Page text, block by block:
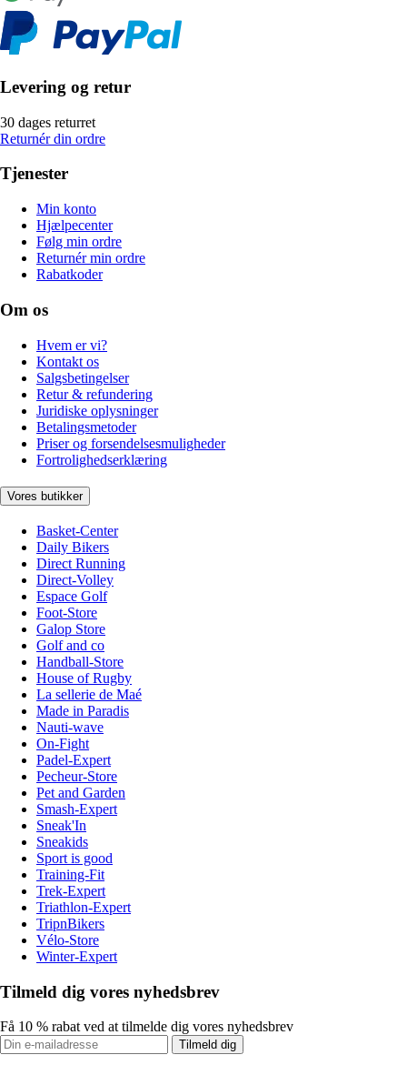
Levering og retur
30 dages returret
Returnér din ordre
Tjenester
Min konto
Hjælpecenter
Følg min ordre
Returnér min ordre
Rabatkoder
Om os
Hvem er vi?
Kontakt os
Salgsbetingelser
Retur & refundering
Juridiske oplysninger
Betalingsmetoder
Priser og forsendelsesmuligheder
Fortrolighedserklæring
Vores butikker
Basket-Center
Daily Bikers
Direct Running
Direct-Volley
Espace Golf
Foot-Store
Galop Store
Golf and co
Handball-Store
House of Rugby
La sellerie de Maé
Made in Paradis
Nauti-wave
On-Fight
Padel-Expert
Pecheur-Store
Pet and Garden
Smash-Expert
Sneak'In
Sneakids
Sport is good
Training-Fit
Trek-Expert
Triathlon-Expert
TripnBikers
Vélo-Store
Winter-Expert
Tilmeld dig vores nyhedsbrev
Få 10 % rabat ved at tilmelde dig vores nyhedsbrev
Tilmeld dig